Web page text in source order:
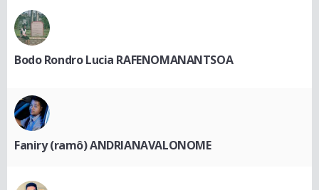
Bodo Rondro Lucia RAFENOMANANTSOA
Faniry (ramô) ANDRIANAVALONOME